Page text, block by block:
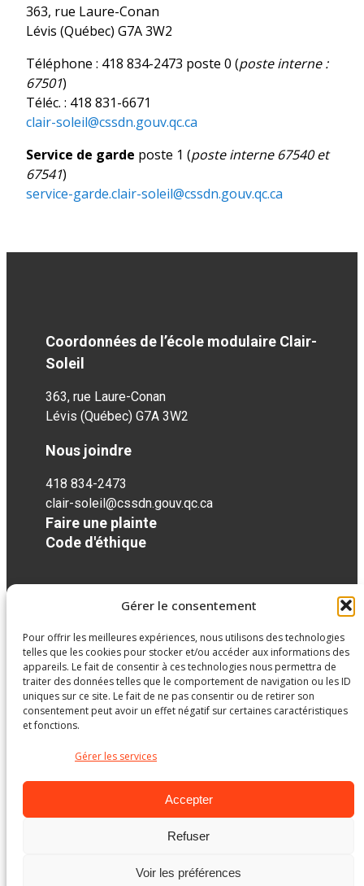
Gérer le consentement
Pour offrir les meilleures expériences, nous utilisons des technologies
telles que les cookies pour stocker et/ou accéder aux informations des
appareils. Le fait de consentir à ces technologies nous permettra de
traiter des données telles que le comportement de navigation ou les ID
uniques sur ce site. Le fait de ne pas consentir ou de retirer son
consentement peut avoir un effet négatif sur certaines caractéristiques
et fonctions.
Gérer les services
Accepter
Refuser
Voir les préférences
363, rue Laure-Conan
Lévis (Québec) G7A 3W2
Téléphone : 418 834-2473 poste 0 (poste interne :
67501)
Téléc. : 418 831-6671
clair-soleil@cssdn.gouv.qc.ca
Service de garde poste 1 (poste interne 67540 et
67541)
service-garde.clair-soleil@cssdn.gouv.qc.ca
Coordonnées de l’école modulaire Clair-
Soleil
363, rue Laure-Conan
Lévis (Québec) G7A 3W2
Nous joindre
418 834-2473
clair-soleil@cssdn.gouv.qc.ca
Faire une plainte
Code d'éthique
Réseaux sociaux
facebook
Ministère de l’Éducation